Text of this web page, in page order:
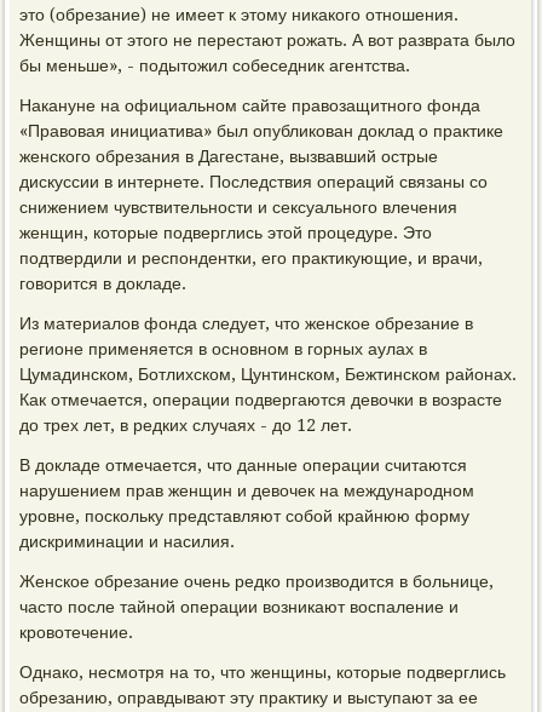
это (обрезание) не имеет к этому никакого отношения.
Женщины от этого не перестают рожать. А вот разврата было
бы меньше», - подытожил собеседник агентства.
Накануне на официальном сайте правозащитного фонда
«Правовая инициатива» был опубликован доклад о практике
женского обрезания в Дагестане, вызвавший острые
дискуссии в интернете. Последствия операций связаны со
снижением чувствительности и сексуального влечения
женщин, которые подверглись этой процедуре. Это
подтвердили и респондентки, его практикующие, и врачи,
говорится в докладе.
Из материалов фонда следует, что женское обрезание в
регионе применяется в основном в горных аулах в
Цумадинском, Ботлихском, Цунтинском, Бежтинском районах.
Как отмечается, операции подвергаются девочки в возрасте
до трех лет, в редких случаях - до 12 лет.
В докладе отмечается, что данные операции считаются
нарушением прав женщин и девочек на международном
уровне, поскольку представляют собой крайнюю форму
дискриминации и насилия.
Женское обрезание очень редко производится в больнице,
часто после тайной операции возникают воспаление и
кровотечение.
Однако, несмотря на то, что женщины, которые подверглись
обрезанию, оправдывают эту практику и выступают за ее